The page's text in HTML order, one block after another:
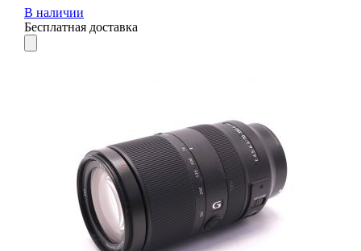
В наличии
Бесплатная доставка